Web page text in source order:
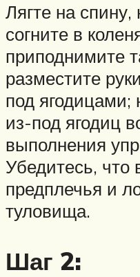
Лягте на спину,
согните в
приподнимите
разместите
под ягодицами;
из-под ягодиц
выполнения
Убедитесь,
предплечья и
туловища.
Шаг 2: